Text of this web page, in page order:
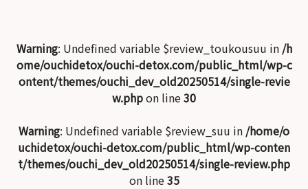
Warning: Undefined variable $review_toukousuu in /h
ome/ouchidetox/ouchi-detox.com/public_html/wp-c
ontent/themes/ouchi_dev_old20250514/single-revie
w.phpon line30
Warning: Undefined variable $review_suu in /home/o
uchidetox/ouchi-detox.com/public_html/wp-conten
t/themes/ouchi_dev_old20250514/single-review.php
on line35